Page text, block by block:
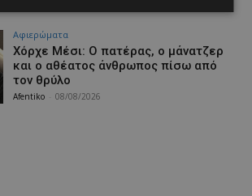
Aφιερώματα
Χόρχε Μέσι: Ο πατέρας, ο μάνατζερ
και ο αθέατος άνθρωπος πίσω από
τον θρύλο
Afentiko 08/08/2026